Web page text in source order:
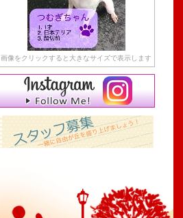
画像をクリックすると大きなサイズで表示します